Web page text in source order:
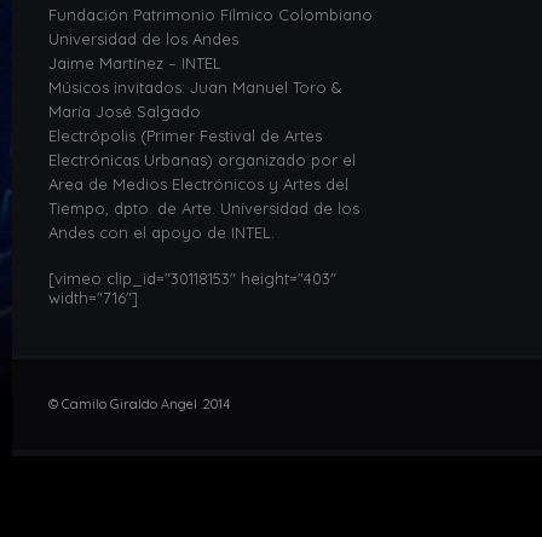
Fundación Patrimonio Fílmico Colombiano
Universidad de los Andes
Jaime Martínez – INTEL
Músicos invitados: Juan Manuel Toro &
María José Salgado
Electrópolis (Primer Festival de Artes
Electrónicas Urbanas) organizado por el
Area de Medios Electrónicos y Artes del
Tiempo, dpto. de Arte. Universidad de los
Andes con el apoyo de INTEL.
[vimeo clip_id="30118153" height="403"
width="716"]
© Camilo Giraldo Angel .2014